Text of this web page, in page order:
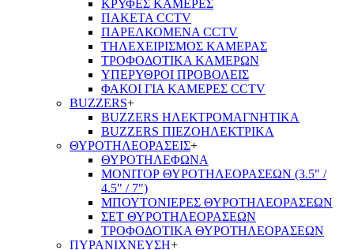
ΚΡΥΦΕΣ ΚΑΜΕΡΕΣ
ΠΑΚΕΤΑ CCTV
ΠΑΡΕΛΚΟΜΕΝΑ CCTV
ΤΗΛΕΧΕΙΡΙΣΜΟΣ ΚΑΜΕΡΑΣ
ΤΡΟΦΟΔΟΤΙΚΑ ΚΑΜΕΡΩΝ
ΥΠΕΡΥΘΡΟΙ ΠΡΟΒΟΛΕΙΣ
ΦΑΚΟΙ ΓΙΑ ΚΑΜΕΡΕΣ CCTV
BUZZERS+
BUZZERS ΗΛΕΚΤΡΟΜΑΓΝΗΤΙΚΑ
BUZZERS ΠΙΕΖΟΗΛΕΚΤΡΙΚΑ
ΘΥΡΟΤΗΛΕΟΡΑΣΕΙΣ+
ΘΥΡΟΤΗΛΕΦΩΝΑ
ΜΟΝΙΤΟΡ ΘΥΡΟΤΗΛΕΟΡΑΣΕΩΝ (3.5" /
4.5" / 7")
ΜΠΟΥΤΟΝΙΕΡΕΣ ΘΥΡΟΤΗΛΕΟΡΑΣΕΩΝ
ΣΕΤ ΘΥΡΟΤΗΛΕΟΡΑΣΕΩΝ
ΤΡΟΦΟΔΟΤΙΚΑ ΘΥΡΟΤΗΛΕΟΡΑΣΕΩΝ
ΠΥΡΑΝΙΧΝΕΥΣΗ+